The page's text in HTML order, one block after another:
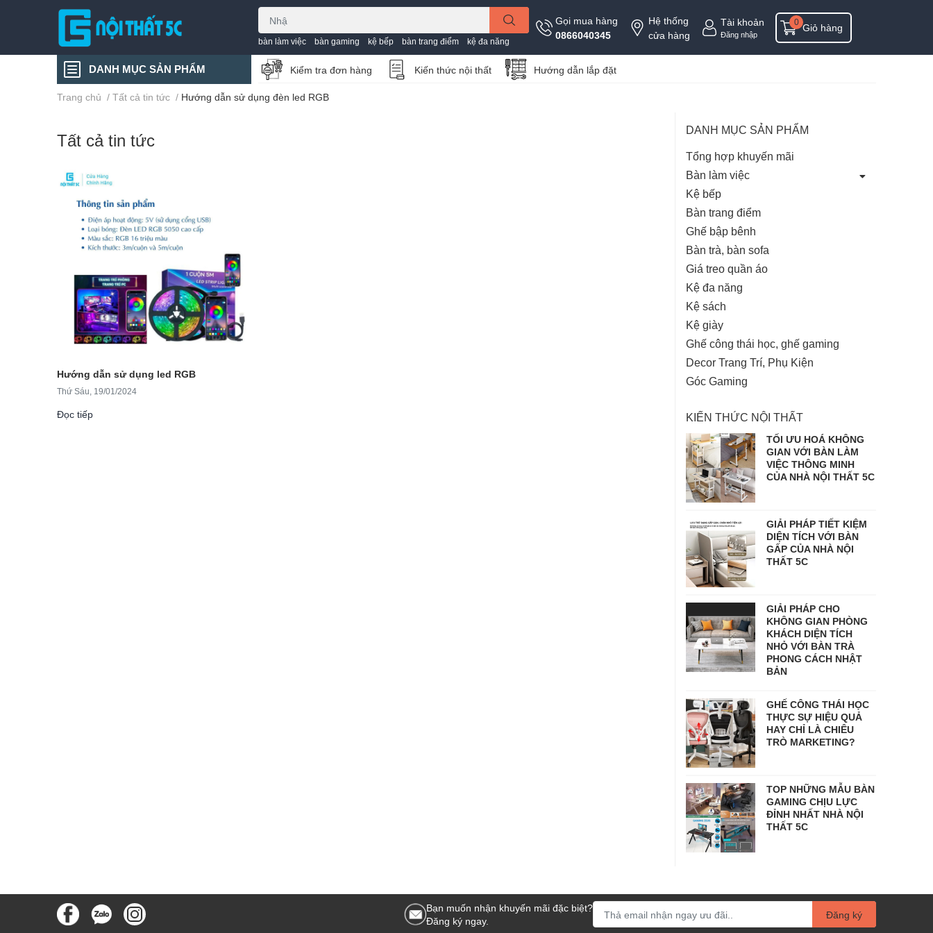
bàn làm việc bàn gaming kệ bếp bàn trang điểm kệ đa năng
Gọi mua hàng
0866040345
Hệ thống
cửa hàng
Tài khoản
Đăng nhập
Giỏ hàng
0
DANH MỤC SẢN PHẨM Kiểm tra đơn hàng Kiến thức nội thất Hướng dẫn lắp đặt
Trang chủ / Tất cả tin tức / Hướng dẫn sử dụng đèn led RGB
Tất cả tin tức
Hướng dẫn sử dụng led RGB
Thứ Sáu, 19/01/2024
Đọc tiếp
DANH MỤC SẢN PHẨM
Tổng hợp khuyến mãi
Bàn làm việc
Kệ bếp
Bàn trang điểm
Ghế bập bênh
Bàn trà, bàn sofa
Giá treo quần áo
Kệ đa năng
Kệ sách
Kệ giày
Ghế công thái học, ghế gaming
Decor Trang Trí, Phụ Kiện
Góc Gaming
KIẾN THỨC NỘI THẤT
TỐI ƯU HOÁ KHÔNG
GIAN VỚI BÀN LÀM
VIỆC THÔNG MINH
CỦA NHÀ NỘI THẤT 5C
GIẢI PHÁP TIẾT KIỆM
DIỆN TÍCH VỚI BÀN
GẤP CỦA NHÀ NỘI
THẤT 5C
GIẢI PHÁP CHO
KHÔNG GIAN PHÒNG
KHÁCH DIỆN TÍCH
NHỎ VỚI BÀN TRÀ
PHONG CÁCH NHẬT
BẢN
GHẾ CÔNG THÁI HỌC
THỰC SỰ HIỆU QUẢ
HAY CHỈ LÀ CHIÊU
TRÒ MARKETING?
TOP NHỮNG MẪU BÀN
GAMING CHỊU LỰC
ĐỈNH NHẤT NHÀ NỘI
THẤT 5C
Bạn muốn nhận khuyến mãi đặc biệt?
Đăng ký ngay.
Đăng ký